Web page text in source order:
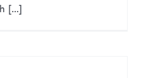
[...]